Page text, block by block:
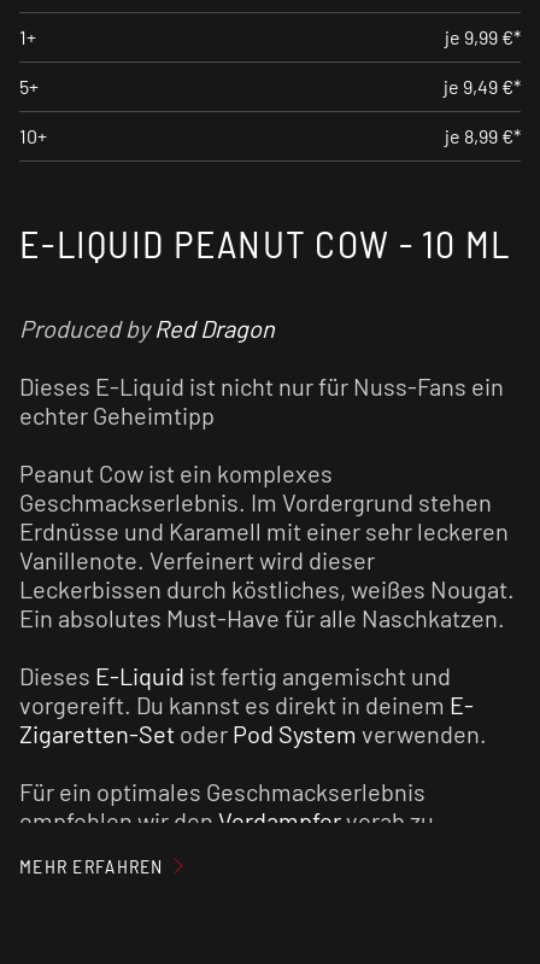
1+ je 9,99 €*
5+ je 9,49 €*
10+ je 8,99 €*
E-LIQUID PEANUT COW - 10 ML
Produced byRed Dragon
Dieses E-Liquid ist nicht nur für Nuss-Fans ein
echter Geheimtipp
Peanut Cow ist ein komplexes
Geschmackserlebnis. Im Vordergrund stehen
Erdnüsse und Karamell mit einer sehr leckeren
Vanillenote. Verfeinert wird dieser
Leckerbissen durch köstliches, weißes Nougat.
Ein absolutes Must-Have für alle Naschkatzen.
Dieses E-Liquid ist fertig angemischt und
vorgereift. Du kannst es direkt in deinem E-
Zigaretten-Set oder Pod System verwenden.
Für ein optimales Geschmackserlebnis
empfehlen wir den Verdampfervorab zu
tauschen.
MEHR ERFAHREN